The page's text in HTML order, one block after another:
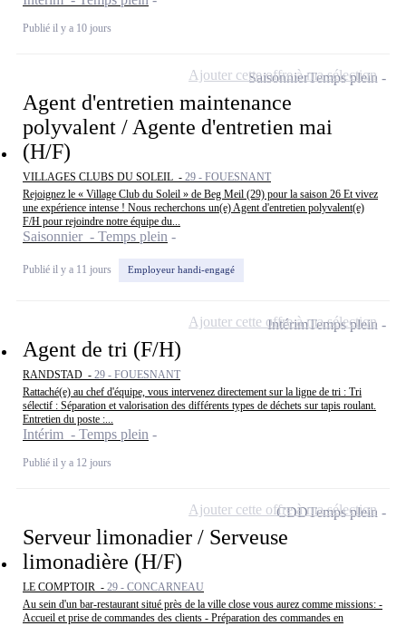
Publié il y a 10 jours
Agent d'entretien maintenance
polyvalent / Agente d'entretien mai
(H/F)
VILLAGES CLUBS DU SOLEIL - 29 - FOUESNANT
Rejoignez le « Village Club du Soleil » de Beg Meil (29) pour la saison 26 Et vivez
une expérience intense ! Nous recherchons un(e) Agent d'entretien polyvalent(e)
F/H pour rejoindre notre équipe du...
Saisonnier - Temps plein
Publié il y a 11 jours Employeur handi-engagé
SaisonnierTemps plein
Ajouter cette offre à ma sélection
Agent de tri (F/H)
RANDSTAD - 29 - FOUESNANT
Rattaché(e) au chef d'équipe, vous intervenez directement sur la ligne de tri : Tri
sélectif : Séparation et valorisation des différents types de déchets sur tapis roulant.
Entretien du poste :...
Intérim - Temps plein
Publié il y a 12 jours
IntérimTemps plein
Ajouter cette offre à ma sélection
Serveur limonadier / Serveuse
limonadière (H/F)
LE COMPTOIR - 29 - CONCARNEAU
Au sein d'un bar-restaurant situé près de la ville close vous aurez comme missions: -
Accueil et prise de commandes des clients - Préparation des commandes en
CDDTemps plein
Ajouter cette offre à ma sélection